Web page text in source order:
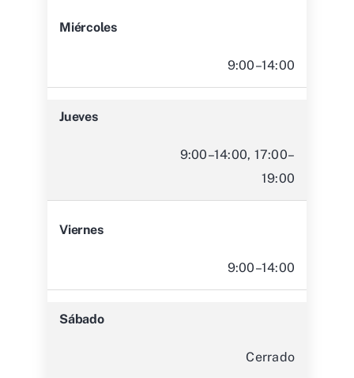
Miércoles
9:00–14:00
Jueves
9:00–14:00, 17:00–
19:00
Viernes
9:00–14:00
Sábado
Cerrado